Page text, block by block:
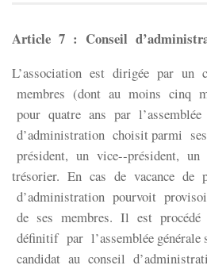
Article 7 : Conseil
L’association est dirigée par un
membres (dont au moins cinq
pour quatre ans par
d’administration choisit parmi
président, un vice-­‐président,
trésorier. En cas de vacance de
d’administration pourvoit
de ses membres. Il est procédé
définitif par l’assemblée
candidat au conseil